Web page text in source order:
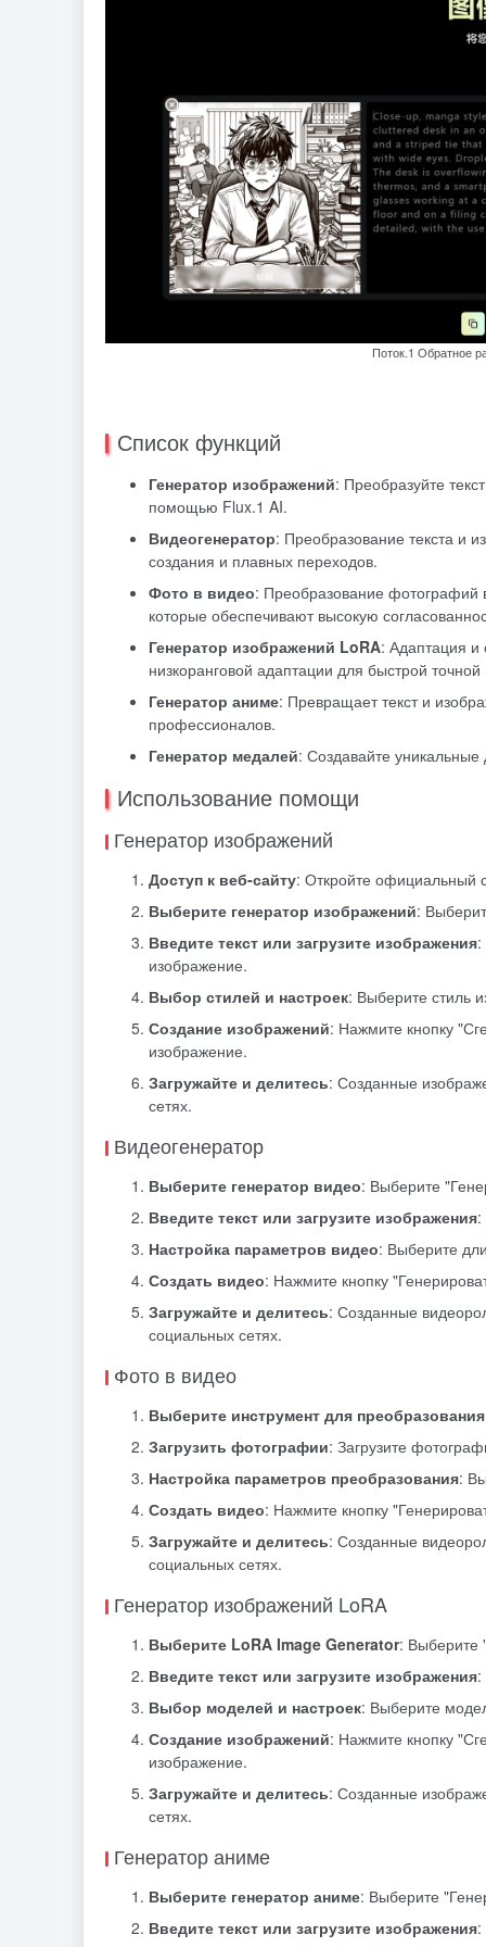
Поток.1 Обратное
Список функций
Генератор изображений: Преобразуйте
помощью Flux.1 AI.
Видеогенератор: Преобразование текста и
создания и плавных переходов.
Фото в видео: Преобразование фотографий
которые обеспечивают высокую
Генератор изображений LoRA: Адаптация и
низкоранговой адаптации для быстрой
Генератор аниме: Превращает текст и
профессионалов.
Генератор медалей: Создавайте
Использование помощи
Генератор изображений
Доступ к веб-сайту: Откройте официальный
Выберите генератор изображений:
Введите текст или загрузите изображения:
изображение.
Выбор стилей и настроек: Выберите стиль
Создание изображений: Нажмите кнопку
изображение.
Загружайте и делитесь: Созданные
сетях.
Видеогенератор
Выберите генератор видео: Выберите
Введите текст или загрузите изображения:
Настройка параметров видео: Выберите
Создать видео: Нажмите кнопку
Загружайте и делитесь: Созданные
социальных сетях.
Фото в видео
Выберите инструмент для
Загрузить фотографии: Загрузите
Настройка параметров преобразования:
Создать видео: Нажмите кнопку
Загружайте и делитесь: Созданные
социальных сетях.
Генератор изображений LoRA
Выберите LoRA Image Generator: Выберите
Введите текст или загрузите изображения:
Выбор моделей и настроек: Выберите
Создание изображений: Нажмите кнопку
изображение.
Загружайте и делитесь: Созданные
сетях.
Генератор аниме
Выберите генератор аниме: Выберите
Введите текст или загрузите изображения: